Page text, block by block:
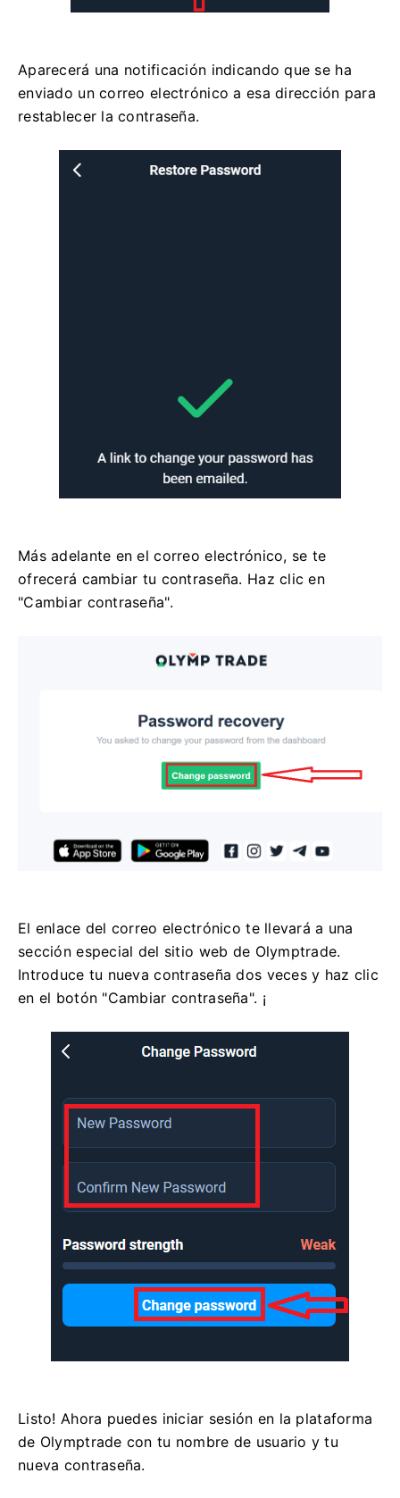
Aparecerá una notificación indicando que se ha
enviado un correo electrónico a esa dirección para
restablecer la contraseña.
Más adelante en el correo electrónico, se te
ofrecerá cambiar tu contraseña. Haz clic en
"Cambiar contraseña".
El enlace del correo electrónico te llevará a una
sección especial del sitio web de Olymptrade.
Introduce tu nueva contraseña dos veces y haz clic
en el botón "Cambiar contraseña". ¡
Listo! Ahora puedes iniciar sesión en la plataforma
de Olymptrade con tu nombre de usuario y tu
nueva contraseña.